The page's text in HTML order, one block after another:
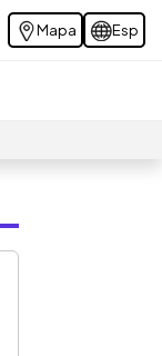
Mapa Esp